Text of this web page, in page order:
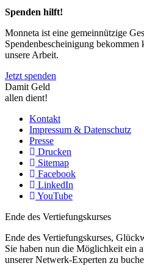
Spenden hilft!
Monneta ist eine gemeinnützige
Spendenbescheinigung
unsere Arbeit.
Jetzt spenden
Damit Geld
allen dient!
Kontakt
Impressum & Datenschutz
Presse
Drucken
Sitemap
Facebook
LinkedIn
YouTube
Ende des Vertiefungskurses
Ende des Vertiefungskurses,
Sie haben nun die Möglichkeit ein
unserer Netwerk-Experten zu